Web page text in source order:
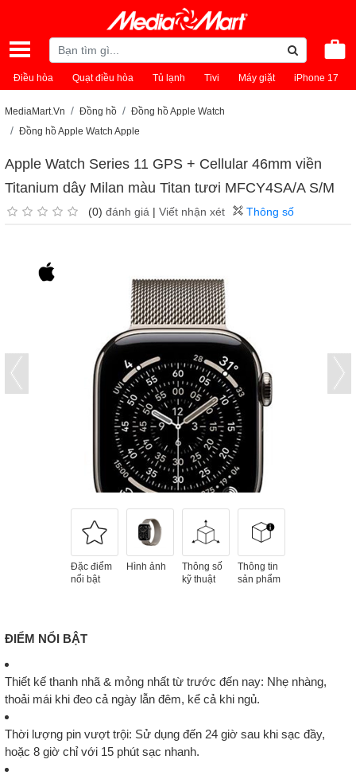
Điều hòa Quạt điều hòa Tủ lạnh Tivi Máy giặt iPhone 17
MediaMart.Vn Đồng hồ
Đồng hồ Apple Watch
Đồng hồ Apple Watch Apple
Apple Watch Series 11 GPS + Cellular 46mm viền
Titanium dây Milan màu Titan tươi MFCY4SA/A S/M
(0) đánh giá | Viết nhận xét Thông số
Đặc điểm
nổi bật
Hình ảnh
Thông số
kỹ thuật
Thông tin
sản phẩm
ĐIỂM NỔI BẬT
Thiết kế thanh nhã & mỏng nhất từ trước đến nay: Nhẹ nhàng,
thoải mái khi đeo cả ngày lẫn đêm, kể cả khi ngủ.
Thời lượng pin vượt trội: Sử dụng đến 24 giờ sau khi sạc đầy,
hoặc 8 giờ chỉ với 15 phút sạc nhanh.